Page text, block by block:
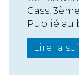
Cass,
Publié au
Lire la